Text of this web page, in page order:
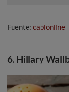
Fuente: cabionline
6. Hillary